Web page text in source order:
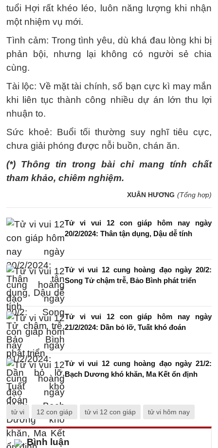
tuổi Hợi rất khéo léo, luôn năng lượng khi nhận
một nhiệm vụ mới.
Tình cảm: Trong tình yêu, dù khá đau lòng khi bị
phản bội, nhưng lại không có người sẻ chia
cùng.
Tài lộc: Về mặt tài chính, số bạn cực kì may mắn
khi liên tục thành công nhiều dự án lớn thu lợi
nhuận to.
Sức khoẻ: Buổi tối thường suy nghĩ tiêu cực,
chưa giải phóng được nỗi buồn, chán ăn.
(*) Thông tin trong bài chỉ mang tính chất
tham khảo, chiêm nghiệm.
XUÂN HƯƠNG (Tổng hợp)
Tử vi vui 12 con giáp hôm nay ngày
20/2/2024: Thân tận dụng, Dậu dễ tính
Tử vi vui 12 cung hoàng đạo ngày 20/2:
Song Tử chậm trễ, Bảo Bình phát triển
Tử vi vui 12 con giáp hôm nay ngày
21/2/2024: Dần bỏ lỡ, Tuất khó đoán
Tử vi vui 12 cung hoàng đạo ngày 21/2:
Bạch Dương khó khăn, Ma Kết ổn định
tử vi 12 con giáp tử vi 12 con giáp tử vi hôm nay
Bình luận